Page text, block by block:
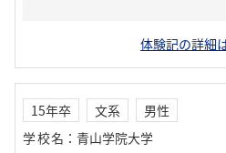
体験記の詳細
15年卒 文系
男性
学校名 ： 青山学院大学